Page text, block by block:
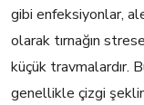
gibi enfeksiyonlar,
olarak tırnağın
küçük travmalardır.
genellikle çizgi